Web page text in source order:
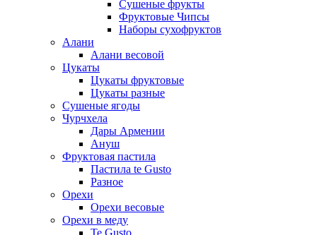
Сушеные фрукты
Фруктовые Чипсы
Наборы сухофруктов
Алани
Алани весовой
Цукаты
Цукаты фруктовые
Цукаты разные
Сушеные ягоды
Чурчхела
Дары Армении
Ануш
Фруктовая пастила
Пастила te Gusto
Разное
Орехи
Орехи весовые
Орехи в меду
Te Gusto